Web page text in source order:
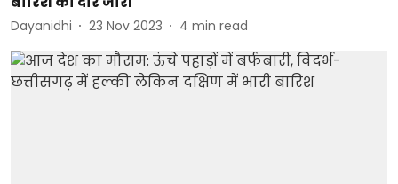
Dayanidhi 23 Nov 2023 4 min read